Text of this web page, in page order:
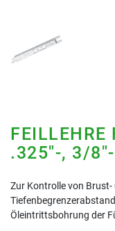
.325"-, 3/8"-
Zur Kontrolle von
Öleintrittsbohrung der